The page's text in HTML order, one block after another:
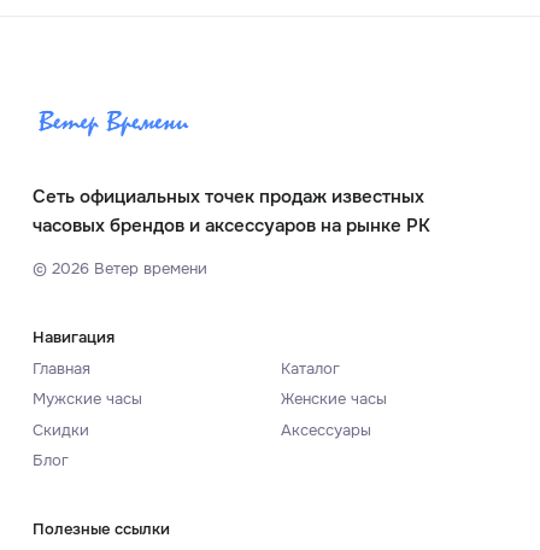
Сеть официальных точек продаж известных
часовых брендов и аксессуаров на рынке РК
© 2026Ветер времени
Навигация
Главная
Каталог
Мужские часы
Женские часы
Скидки
Аксессуары
Блог
Полезные ссылки